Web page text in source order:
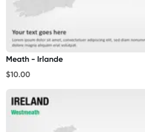
Meath - Irlande
$10.00